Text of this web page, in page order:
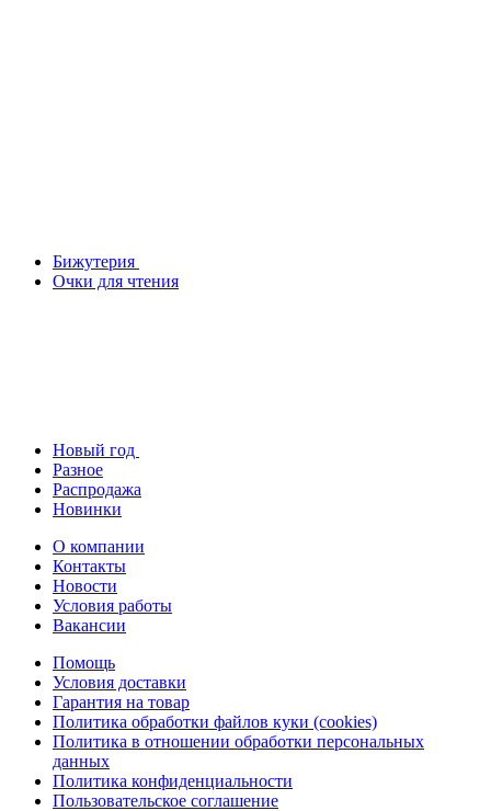
Бижутерия
Очки для чтения
Новый год
Разное
Распродажа
Новинки
О компании
Контакты
Новости
Условия работы
Вакансии
Помощь
Условия доставки
Гарантия на товар
Политика обработки файлов куки (cookies)
Политика в отношении обработки персональных
данных
Политика конфиденциальности
Пользовательское соглашение